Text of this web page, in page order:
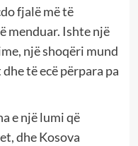
fjalë më të
menduar. Ishte një
një shoqëri mund
të ecë përpara pa
e një lumi që
dhe Kosova